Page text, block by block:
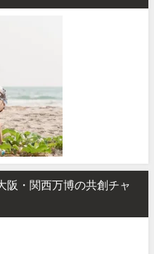
阪・関西万博の共創チャ